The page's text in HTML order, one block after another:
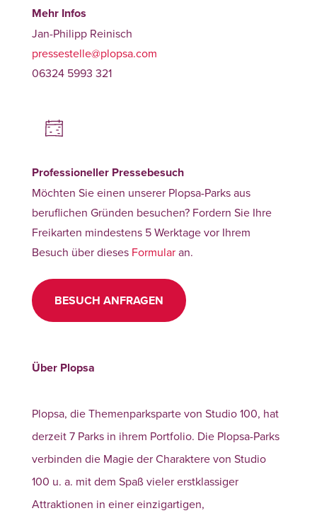
Mehr Infos
Jan-Philipp Reinisch
pressestelle@plopsa.com
06324 5993 321
Professioneller Pressebesuch
Möchten Sie einen unserer Plopsa-Parks aus
beruflichen Gründen besuchen? Fordern Sie Ihre
Freikarten mindestens 5 Werktage vor Ihrem
Besuch über dieses Formularan.
BESUCH ANFRAGEN
Über Plopsa
Plopsa, die Themenparksparte von Studio 100, hat
derzeit 7 Parks in ihrem Portfolio. Die Plopsa-Parks
verbinden die Magie der Charaktere von Studio
100 u. a. mit dem Spaß vieler erstklassiger
Attraktionen in einer einzigartigen,